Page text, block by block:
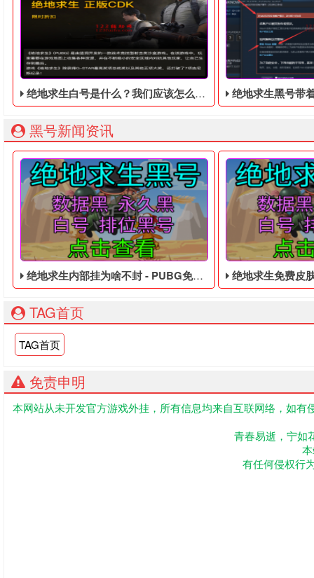
绝地求生黑号： 质保时间内找回换号！ 绝地求生白号： 四无
2036年，世界上
绝地求生白号是什么？我们应该怎么去购买？
绝地求生白号在哪里买，一般使用这样的号码大多数都是还
绝地求生黑号带着
大家好！绝地求
黑号新闻资讯
绝地求生内部挂为啥不封 - PUBG免费的四无白号 绝地求生免费皮肤下
TAG首页
TAG首页
免责申明
本网站从未开发官方游戏外挂，所有信息均来自互联网络，如
青春易逝，宁如
有任何侵权行